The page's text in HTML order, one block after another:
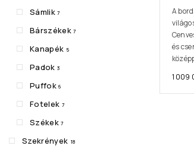
Sámlik 7
Bárszékek 7
Kanapék 5
Padok 3
Puffok 6
Fotelek 7
Székek 7
Szekrények 18
A
és
1 009